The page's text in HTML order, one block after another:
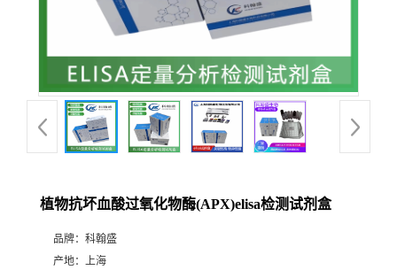
植物抗坏血酸过氧化物酶(APX)elisa检测试剂盒
品牌： 科翰盛
产地： 上海